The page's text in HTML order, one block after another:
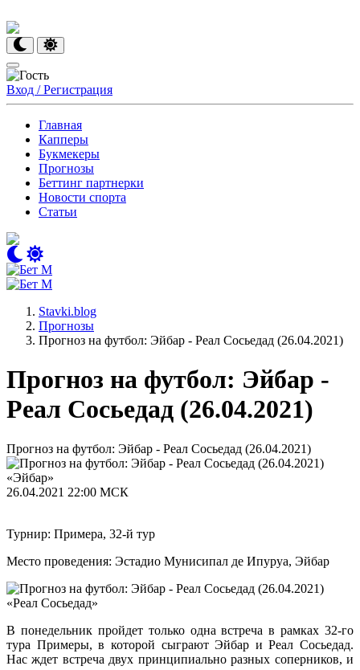
Вход / Регистрация
Главная
Капперы
Букмекеры
Прогнозы
Беттинг партнерки
Новости спорта
Статьи
Stavki.blog
Прогнозы
Прогноз на футбол: Эйбар - Реал Сосьедад (26.04.2021)
Прогноз на футбол: Эйбар -
Реал Сосьедад (26.04.2021)
Прогноз на футбол: Эйбар - Реал Сосьедад (26.04.2021)
«Эйбар»
26.04.2021 22:00 МСК
Турнир: Примера, 32-й тур
Место проведения: Эстадио Мунисипал де Ипуруа, Эйбар
«Реал Сосьедад»
В понедельник пройдет только одна встреча в рамках 32-го
тура Примеры, в которой сыграют Эйбар и Реал Сосьедад.
Нас ждет встреча двух принципиально разных соперников, и